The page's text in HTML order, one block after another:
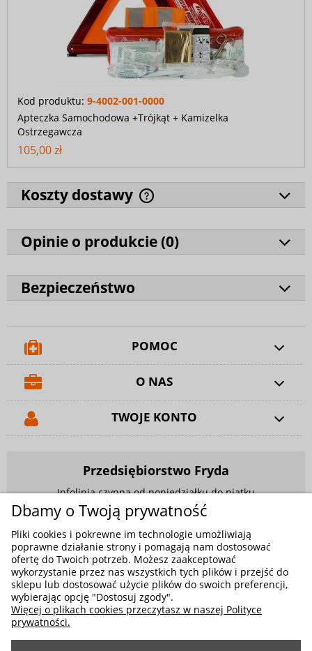
Kod produktu: 9-4002-001-0000
Apteczka Samochodowa +Trójkąt + Kamizelka
Ostrzegawcza
105,00 zł
Koszty dostawy
Opinie o produkcie (0)
Bezpieczeństwo
POMOC
O NAS
TWOJE KONTO
Przedsiębiorstwo Fryda
Infolinia czynna od poniedziałku do piątku
w godzinach 9.00 - 17.00
881 703 704
E-mail:sklep@fryda.com.pl
Sklepy stacjonarne:
ul. Składowa 26, 34-400 Nowy Targ
ul. Żywiecka 91, 43-300 Bielsko-Biała
Dbamy o Twoją prywatność
Pliki cookies i pokrewne im technologie umożliwiają
poprawne działanie strony i pomagają nam dostosować
ofertę do Twoich potrzeb. Możesz zaakceptować
wykorzystanie przez nas wszystkich tych plików i przejść do
sklepu lub dostosować użycie plików do swoich preferencji,
wybierając opcję "Dostosuj zgody".
Więcej o plikach cookies przeczytasz w naszej Polityce
prywatności.